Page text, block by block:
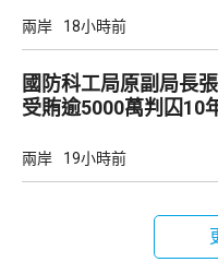
兩岸 18小時前
國防科工局原副局長
受賄逾5000萬判囚10
兩岸 19小時前